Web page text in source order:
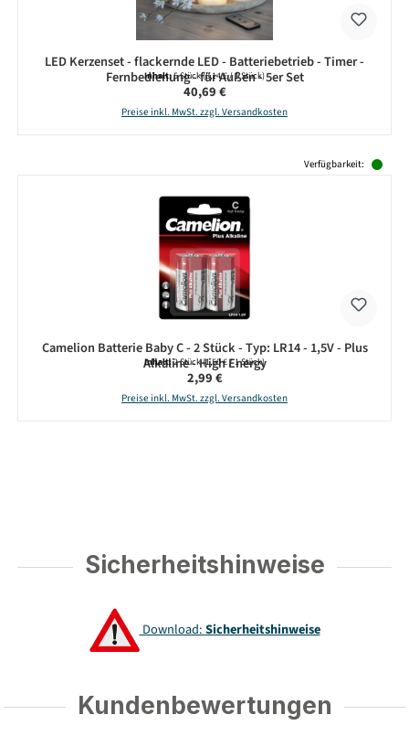
LED Kerzenset - flackernde LED - Batteriebetrieb - Timer -
Fernbedienung - für Außen - 5er Set
Inhalt:5 Stück(8,14 € / 1 Stück)
Regulärer Preis:
40,69 €
Preise inkl. MwSt. zzgl. Versandkosten
Verfügbarkeit:
Camelion Batterie Baby C - 2 Stück - Typ: LR14 - 1,5V - Plus
Alkaline - High Energy
Inhalt:2 Stück(1,50 € / 1 Stück)
Regulärer Preis:
2,99 €
Preise inkl. MwSt. zzgl. Versandkosten
Sicherheitshinweise
Download:Sicherheitshinweise
Kundenbewertungen